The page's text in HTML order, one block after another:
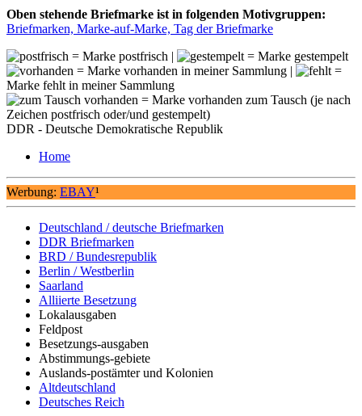
Oben stehende Briefmarke ist in folgenden Motivgruppen:
Briefmarken, Marke-auf-Marke, Tag der Briefmarke
= Marke postfrisch |
= Marke gestempelt
= Marke vorhanden in meiner Sammlung |
=
Marke fehlt in meiner Sammlung
= Marke vorhanden zum Tausch (je nach
Zeichen postfrisch oder/und gestempelt)
DDR - Deutsche Demokratische Republik
Home
Werbung: EBAY¹
Deutschland / deutsche Briefmarken
DDR Briefmarken
BRD / Bundesrepublik
Berlin / Westberlin
Saarland
Alliierte Besetzung
Lokalausgaben
Feldpost
Besetzungs-ausgaben
Abstimmungs-gebiete
Auslands-postämter und Kolonien
Altdeutschland
Deutsches Reich